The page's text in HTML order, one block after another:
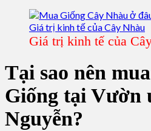
Giá trị kinh tế của
Tại sao nên
Giống tại Vườn
Nguyễn?